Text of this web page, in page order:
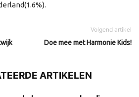
Volgend artikel
Doe mee met Harmonie Kids!
ARTIKELEN